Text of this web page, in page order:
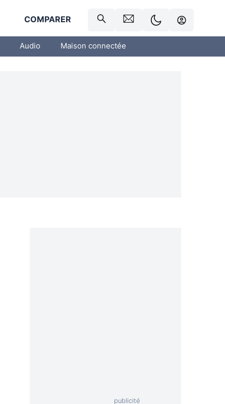
COMPARER
Audio Maison connectée